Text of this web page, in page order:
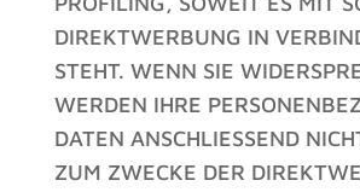
DIREKTWERBUNG IN
STEHT. WENN SIE
WERDEN IHRE
DATEN ANSCHLIESSEND
ZUM ZWECKE DER